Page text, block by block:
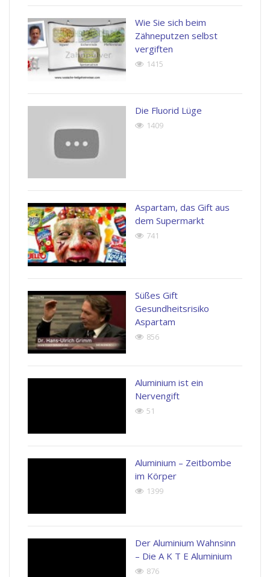
Wie Sie sich beim
Zähneputzen selbst
vergiften
1415
Die Fluorid Lüge
1409
Aspartam, das Gift aus
dem Supermarkt
741
Süßes Gift
Gesundheitsrisiko
Aspartam
856
Aluminium ist ein
Nervengift
51
Aluminium – Zeitbombe
im Körper
1399
Der Aluminium Wahnsinn
– Die A K T E Aluminium
876